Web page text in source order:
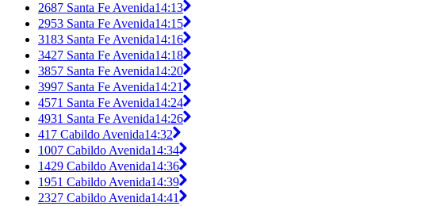
2687 Santa Fe Avenida14:13
2953 Santa Fe Avenida14:15
3183 Santa Fe Avenida14:16
3427 Santa Fe Avenida14:18
3857 Santa Fe Avenida14:20
3997 Santa Fe Avenida14:21
4571 Santa Fe Avenida14:24
4931 Santa Fe Avenida14:26
417 Cabildo Avenida14:32
1007 Cabildo Avenida14:34
1429 Cabildo Avenida14:36
1951 Cabildo Avenida14:39
2327 Cabildo Avenida14:41